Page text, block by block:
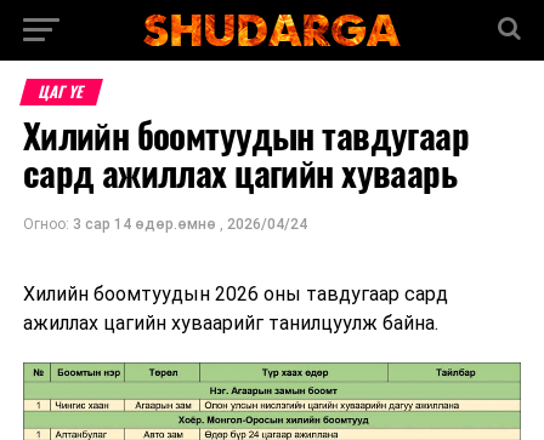
ЦАГ ҮЕ
Хилийн боомтуудын тавдугаар
сард ажиллах цагийн хуваарь
Огноо: 3 сар 14 өдөр.өмнө , 2026/04/24
Хилийн боомтуудын 2026 оны тавдугаар сард
ажиллах цагийн хуваарийг танилцуулж байна.